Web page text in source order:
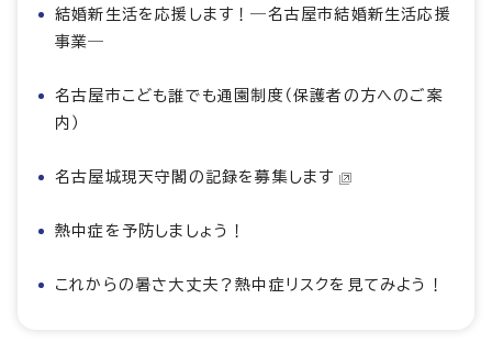
結婚新生活を応援します！―名古屋市結婚新生活応援
事業―
名古屋市こども誰でも通園制度（保護者の方へのご案
内）
名古屋城現天守閣の記録を募集します
熱中症を予防しましょう！
これからの暑さ大丈夫？熱中症リスクを見てみよう！